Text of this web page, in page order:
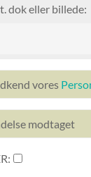
dok eller billede:
vores
modtaget